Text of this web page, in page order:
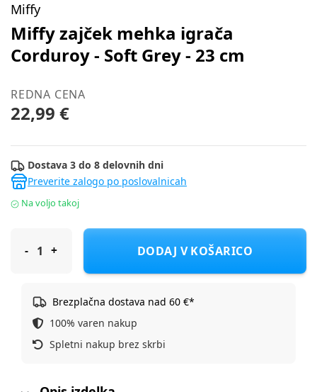
Miffy
Miffy zajček mehka igrača
Corduroy - Soft Grey - 23 cm
REDNA CENA
22,99 €
Dostava 3 do 8 delovnih dni
Preverite zalogo po poslovalnicah
Na voljo takoj
Miffy zajček mehka igrača Corduroy - Soft Grey - 23 cm
DODAJ V KOŠARICO
Brezplačna dostava nad 60 €*
100% varen nakup
Spletni nakup brez skrbi